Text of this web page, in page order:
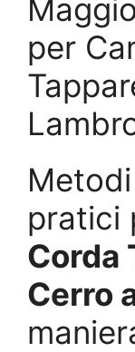
per
pratici
Corda
Cerro